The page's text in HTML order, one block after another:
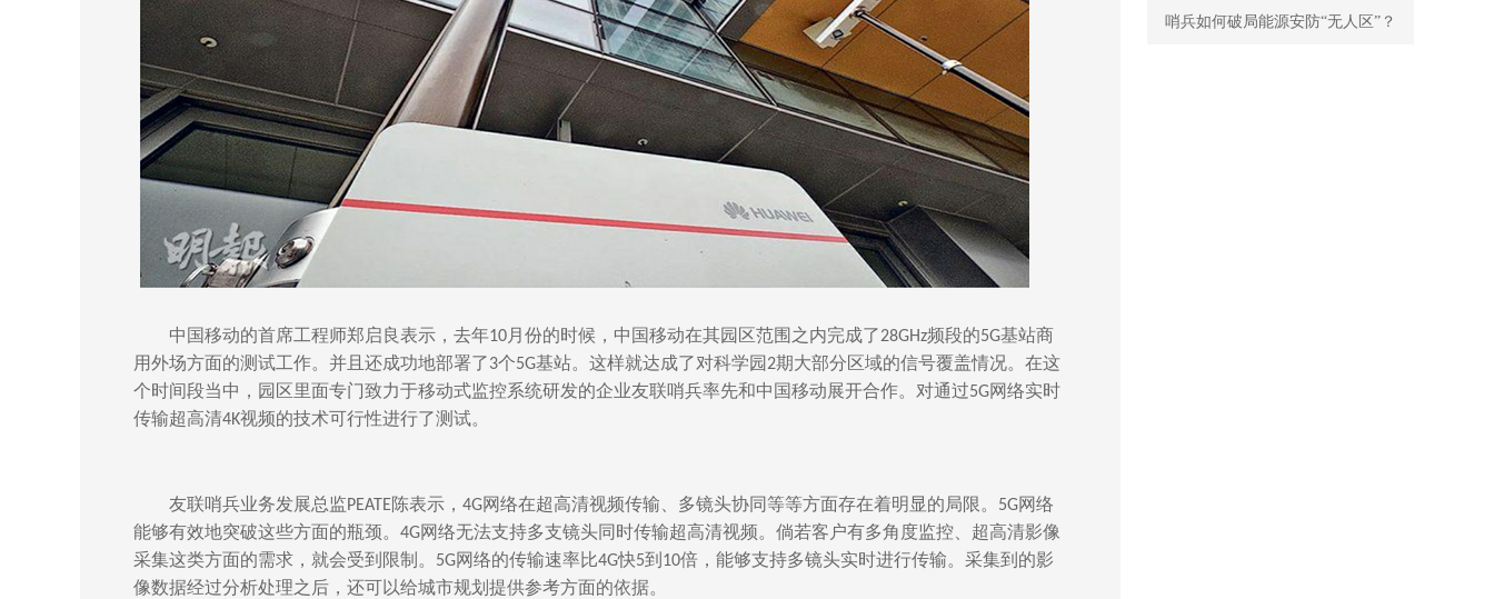
中国移动的首席工程师郑启良表示，去年10月份的时候，中国移动在其园区范围之内完成了28GHz频段的5G基站商
用外场方面的测试工作。并且还成功地部署了3个5G基站。这样就达成了对科学园2期大部分区域的信号覆盖情况。在这
个时间段当中，园区里面专门致力于移动式监控系统研发的企业友联哨兵率先和中国移动展开合作。对通过5G网络实时
传输超高清4K视频的技术可行性进行了测试。
友联哨兵业务发展总监PEATE陈表示， 4G网络在超高清视频传输、多镜头协同等等方面存在着明显的局限。 5G网络
能够有效地突破这些方面的瓶颈。 4G网络无法支持多支镜头同时传输超高清视频。倘若客户有多角度监控、超高清影像
采集这类方面的需求，就会受到限制。 5G网络的传输速率比4G快5到 10倍，能够支持多镜头实时进行传输。采集到的影
像数据经过分析处理之后，还可以给城市规划提供参考方面的依据。
哨兵如何破局能源安防“无人区”？